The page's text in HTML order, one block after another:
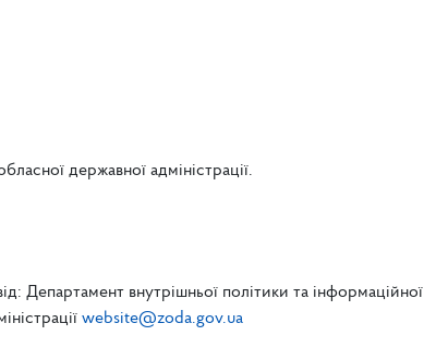
державної адміністрації.
Департамент внутрішньої політики та інформаційної
website@zoda.gov.ua